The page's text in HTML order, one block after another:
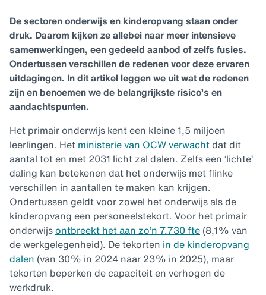
De sectoren onderwijs en kinderopvang staan onder
druk. Daarom kijken ze allebei naar meer intensieve
samenwerkingen, een gedeeld aanbod of zelfs fusies.
Ondertussen verschillen de redenen voor deze ervaren
uitdagingen. In dit artikel leggen we uit wat de redenen
zijn en benoemen we de belangrijkste risico’s en
aandachtspunten.
Het primair onderwijs kent een kleine 1,5 miljoen
leerlingen. Het ministerie van OCW verwachtdat dit
aantal tot en met 2031 licht zal dalen. Zelfs een ‘lichte’
daling kan betekenen dat het onderwijs met flinke
verschillen in aantallen te maken kan krijgen.
Ondertussen geldt voor zowel het onderwijs als de
kinderopvang een personeelstekort. Voor het primair
onderwijsontbreekt het aan zo’n 7.730 fte (8,1% van
de werkgelegenheid). De tekorten in de kinderopvang
dalen (van 30% in 2024 naar 23% in 2025), maar
tekorten beperken de capaciteit en verhogen de
werkdruk.